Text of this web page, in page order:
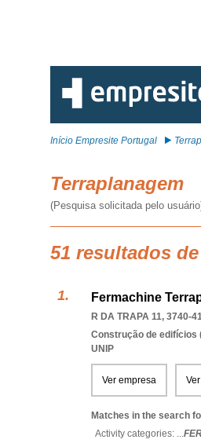
Início Empresite Portugal
Terraplanagem
(Pesquisa solicitada pelo
51 resultados
Fermachine
R DA TRAPA 11, 3740-
Construção de edifícios
UNIP
Ver empresa
Matches in the search
Activity categories: ...